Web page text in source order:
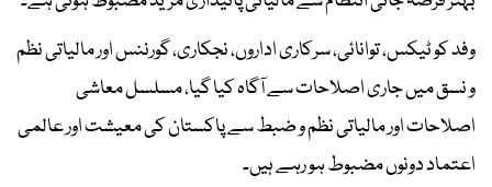
وفد کو ٹیکس، توانائی، سرکاری اداروں، نجکاری، گورننس اور مالیاتی نظم
و نسق میں جاری اصلاحات سے آگاہ کیا گیا، مسلسل معاشی
اصلاحات اور مالیاتی نظم و ضبط سے پاکستان کی معیشت اور عالمی
اعتماد دونوں مضبوط ہو رہے ہیں۔